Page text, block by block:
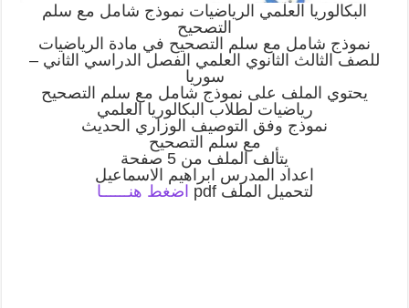
البكالوريا العلمي الرياضيات نموذج شامل مع سلم
التصحيح
نموذج شامل مع سلم التصحيح في مادة الرياضيات
للصف الثالث الثانوي العلمي الفصل الدراسي الثاني –
سوريا
يحتوي الملف على نموذج شامل مع سلم التصحيح
رياضيات لطلاب البكالوريا العلمي
نموذج وفق التوصيف الوزاري الحديث
مع سلم التصحيح
يتألف الملف من 5 صفحة
اعداد المدرس ابراهيم الاسماعيل
لتحميل الملف pdf
اضغط هنــــــا